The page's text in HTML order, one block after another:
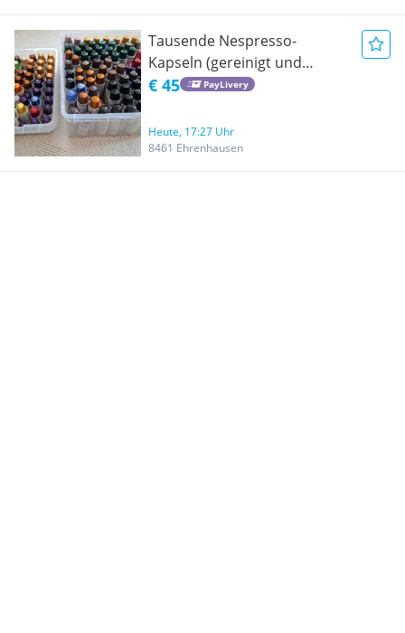
Tausende Nespresso-
Kapseln (gereinigt und
farblich sortiert)
€ 45 PayLivery
Heute, 17:27 Uhr
8461 Ehrenhausen